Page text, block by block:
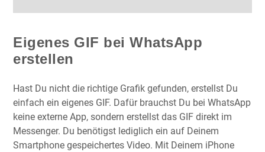
Eigenes GIF bei WhatsApp
erstellen
Hast Du nicht die richtige Grafik gefunden, erstellst Du
einfach ein eigenes GIF. Dafür brauchst Du bei WhatsApp
keine externe App, sondern erstellst das GIF direkt im
Messenger. Du benötigst lediglich ein auf Deinem
Smartphone gespeichertes Video. Mit Deinem iPhone